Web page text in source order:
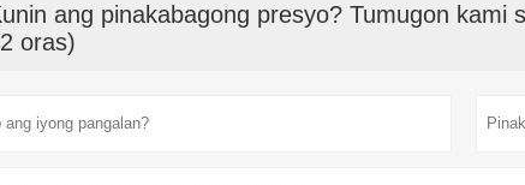
ang pinakabagong presyo? Tumugon kami
oras)